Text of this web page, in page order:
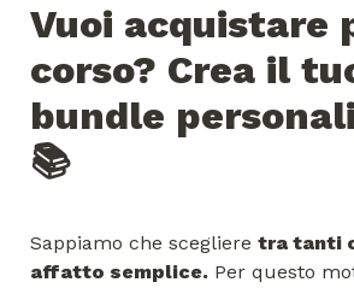
Vuoi acquistare
corso? Crea il
bundle
📚
Sappiamo che scegliere tra tanti
affatto semplice. Per questo